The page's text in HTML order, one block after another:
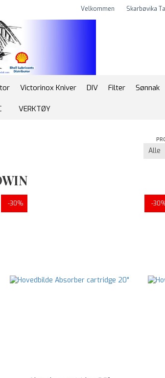
Velkommen Skarbøvika
Victorinox Kniver DIV Filter Sønnak
VERKTØY
-30% -